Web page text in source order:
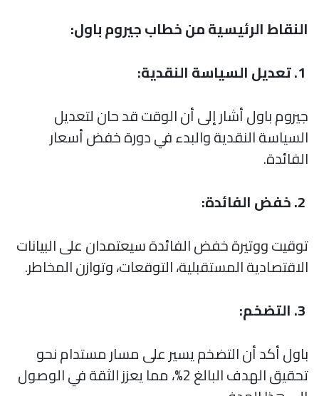
النقاط الرئيسية من خطاب جيروم باول:
جيروم باول أشار إلى أن الوقت قد حان لتعديل
السياسة النقدية والبدء في دورة خفض أسعار
الفائدة.
توقيت ووتيرة خفض الفائدة سيعتمدان على البيانات
الاقتصادية المستقبلية، التوقعات، وتوازن المخاطر.
باول أكد أن التضخم يسير على مسار مستدام نحو
تحقيق الهدف البالغ 2%، مما يعزز الثقة في الوصول